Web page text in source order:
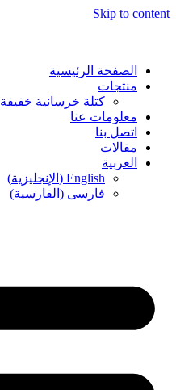
Skip to content
الصفحة الرئيسية
منتجات
كتلة خرسانية خفيفة
معلومات عنا
اتصل بنا
مقالات
العربية
English
( الإنجليزية)
فارسی ( الفارسية)